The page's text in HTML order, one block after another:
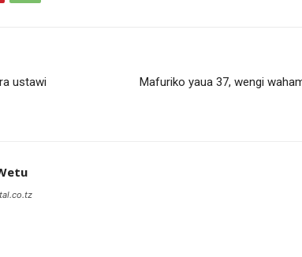
ustawi
Mafuriko yaua 37, wengi